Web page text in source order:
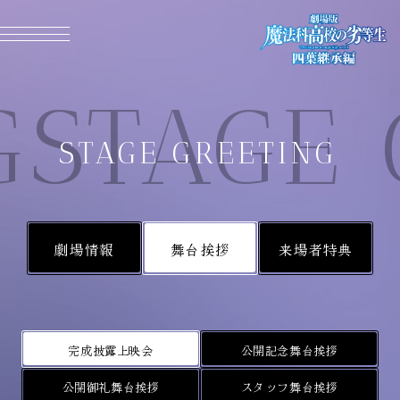
STAGE
STAGE GREETING
劇場情報 舞台挨拶 来場者特典
完成披露上映会 公開記念舞台挨拶
公開御礼舞台挨拶 スタッフ舞台挨拶